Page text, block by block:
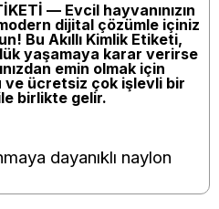
— Evcil hayvanınızın
dijital çözümle içiniz
Bu Akıllı Kimlik Etiketi,
yaşamaya karar verirse
emin olmak için
ve ücretsiz çok işlevli bir
birlikte gelir.
dayanıklı naylon